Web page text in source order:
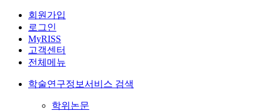
회원가입
로그인
MyRISS
고객센터
전체메뉴
학술연구정보서비스 검색
학위논문